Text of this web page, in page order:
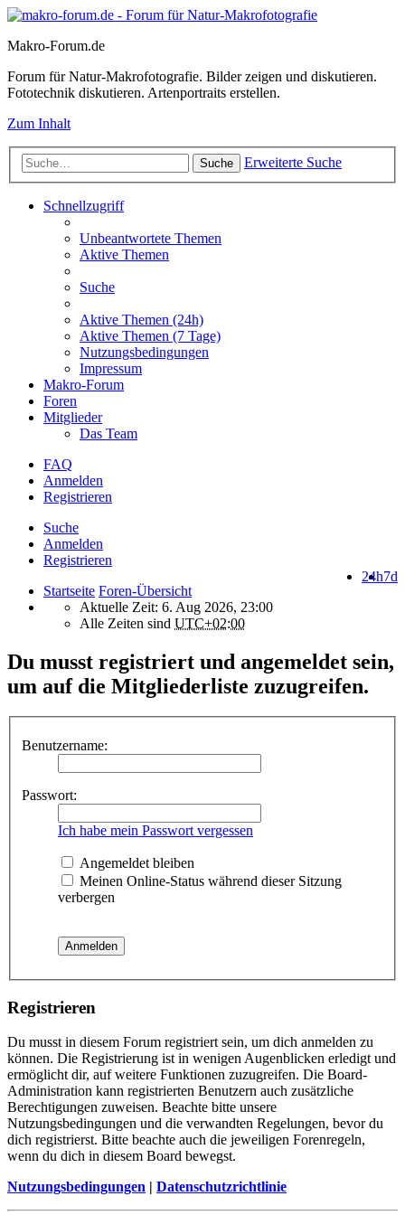
Makro-Forum.de
Forum für Natur-Makrofotografie. Bilder zeigen und diskutieren.
Fototechnik diskutieren. Artenportraits erstellen.
Zum Inhalt
Suche Erweiterte Suche
Schnellzugriff
Unbeantwortete Themen
Aktive Themen
Suche
Aktive Themen (24h)
Aktive Themen (7 Tage)
Nutzungsbedingungen
Impressum
Makro-Forum
Foren
Mitglieder
Das Team
FAQ
Anmelden
Registrieren
Suche
Anmelden
Registrieren
7d
24h
Startseite Foren-Übersicht
Aktuelle Zeit: 6. Aug 2026, 23:00
Alle Zeiten sind UTC+02:00
Du musst registriert und angemeldet sein,
um auf die Mitgliederliste zuzugreifen.
Benutzername:
Passwort:
Ich habe mein Passwort vergessen
Angemeldet bleiben
Meinen Online-Status während dieser Sitzung
verbergen
Registrieren
Du musst in diesem Forum registriert sein, um dich anmelden zu
können. Die Registrierung ist in wenigen Augenblicken erledigt und
ermöglicht dir, auf weitere Funktionen zuzugreifen. Die Board-
Administration kann registrierten Benutzern auch zusätzliche
Berechtigungen zuweisen. Beachte bitte unsere
Nutzungsbedingungen und die verwandten Regelungen, bevor du
dich registrierst. Bitte beachte auch die jeweiligen Forenregeln,
wenn du dich in diesem Board bewegst.
Nutzungsbedingungen | Datenschutzrichtlinie